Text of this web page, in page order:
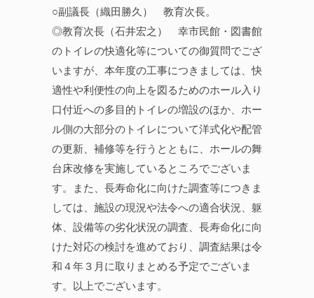
○副議長（織田勝久） 教育次長。
◎教育次長（石井宏之） 幸市民館・図書館
のトイレの快適化等についての御質問でござ
いますが、本年度の工事につきましては、快
適性や利便性の向上を図るためのホール入り
口付近への多目的トイレの増設のほか、ホー
ル側の大部分のトイレについて洋式化や配管
の更新、補修等を行うとともに、ホールの舞
台床改修を実施しているところでございま
す。また、長寿命化に向けた調査等につきま
しては、施設の現況や法令への適合状況、躯
体、設備等の劣化状況の調査、長寿命化に向
けた対応の検討を進めており、調査結果は令
和４年３月に取りまとめる予定でございま
す。以上でございます。